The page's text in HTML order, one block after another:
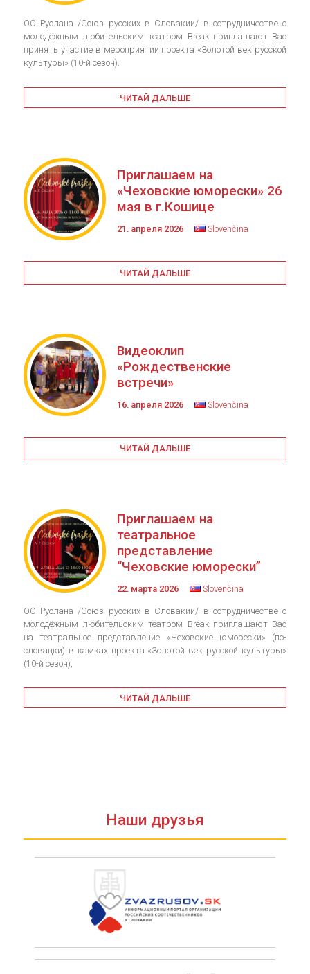
ОО Руслана /Союз русских в Словакии/ в сотрудничестве с
молодёжным любительским театром Break приглашают Вас
принять участие в мероприятии проекта «Золотой век русской
культуры» (10-й сезон).
ЧИТАЙ ДАЛЬШЕ
Приглашаем на
«Чеховские юморески» 26
мая в г.Кошице
21. апреля 2026 Slovenčina
ЧИТАЙ ДАЛЬШЕ
Видеоклип
«Рождественские
встречи»
16. апреля 2026 Slovenčina
ЧИТАЙ ДАЛЬШЕ
Приглашаем на
театральное
представление
“Чеховские юморески”
22. марта 2026 Slovenčina
ОО Руслана /Союз русских в Словакии/ в сотрудничестве с
молодёжным любительским театром Break приглашают Вас
на театральное представление «Чеховские юморески» (по-
словацки) в камках проекта «Золотой век русской культуры»
(10-й сезон),
ЧИТАЙ ДАЛЬШЕ
Наши друзья